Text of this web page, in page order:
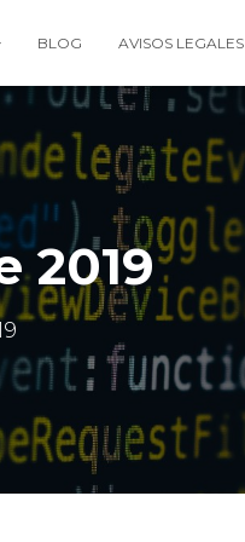
BLOG AVISOS LEGALES
2019